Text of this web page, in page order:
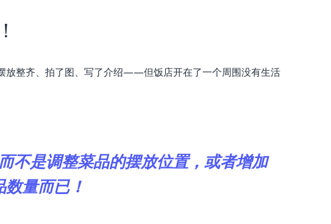
！
放整齐、拍了图、写了介绍——但饭店开在了一个周围没有生活
不是调整菜品的摆放位置，或者增加
数量而已！